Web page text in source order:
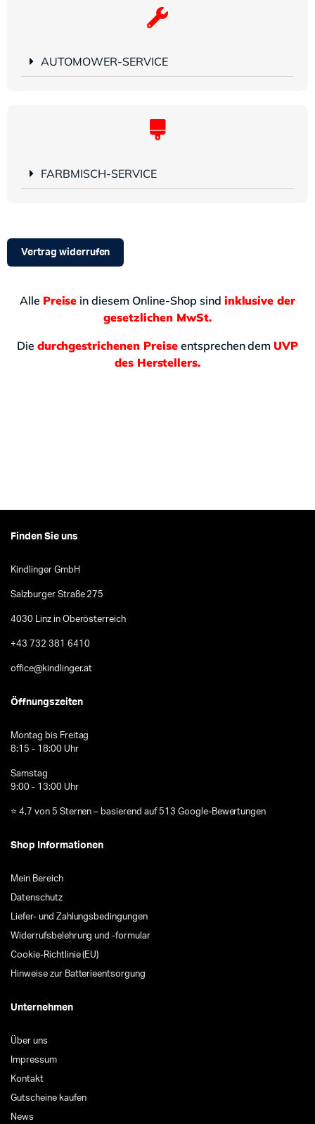
AUTOMOWER-SERVICE
FARBMISCH-SERVICE
Vertrag widerrufen
Alle Preise in diesem Online-Shop sind inklusive der
gesetzlichen MwSt.
Die durchgestrichenen Preiseentsprechen dem UVP
des Herstellers.
Finden Sie uns
Kindlinger GmbH
Salzburger Straße 275
4030 Linz in Oberösterreich
+43 732 381 6410
office@kindlinger.at
Öffnungszeiten
Montag bis Freitag
8:15 - 18:00 Uhr
Samstag
9:00 - 13:00 Uhr
⭐ 4,7 von 5 Sternen – basierend auf 513 Google-Bewertungen
Shop Informationen
Mein Bereich
Datenschutz
Liefer- und Zahlungsbedingungen
Widerrufsbelehrung und -formular
Cookie-Richtlinie (EU)
Hinweise zur Batterieentsorgung
Unternehmen
Über uns
Impressum
Kontakt
Gutscheine kaufen
News